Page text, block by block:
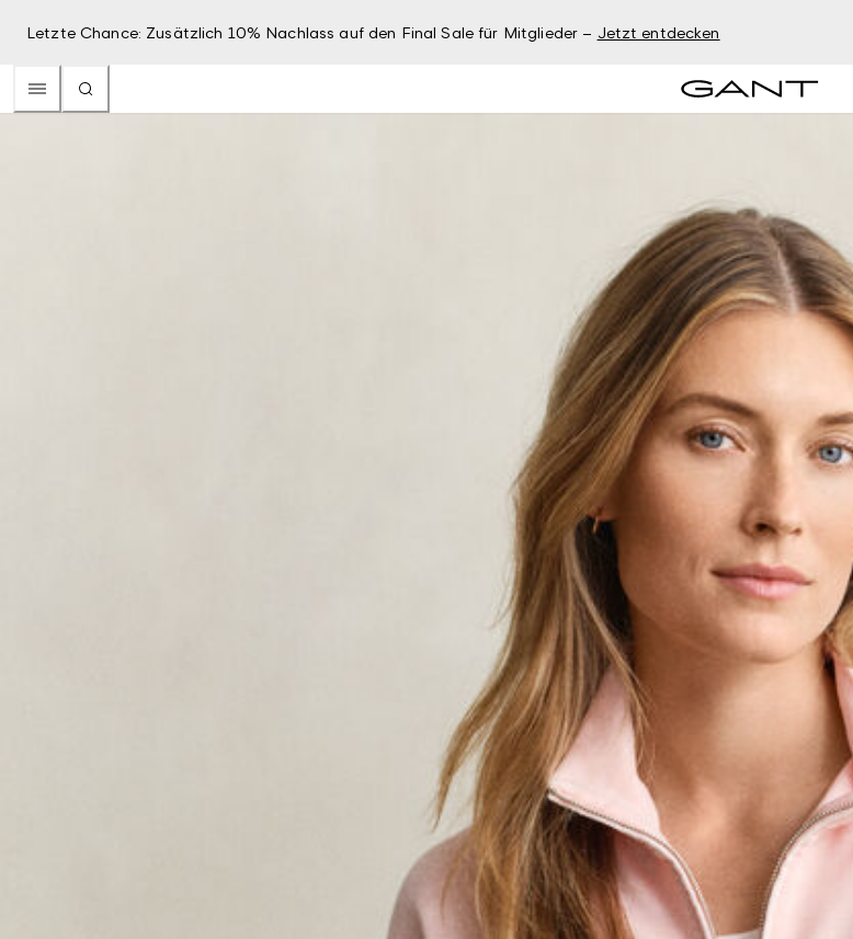
Letzte Chance: Zusätzlich 10% Nachlass auf den Final Sale für Mitglieder – Jetzt entdecken